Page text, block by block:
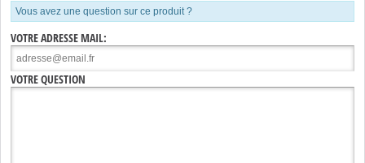
Vous avez une question sur ce produit ?
VOTRE ADRESSE MAIL:
VOTRE QUESTION